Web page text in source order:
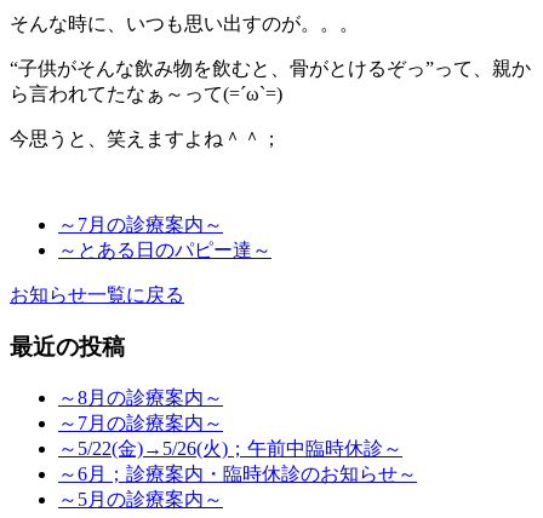
そんな時に、いつも思い出すのが。。。
“子供がそんな飲み物を飲むと、骨がとけるぞっ”って、親か
ら言われてたなぁ～って(=´ω`=)
今思うと、笑えますよね＾＾；
～7月の診療案内～
～とある日のパピー達～
お知らせ一覧に戻る
最近の投稿
～8月の診療案内～
～7月の診療案内～
～5/22(金)→5/26(火)；午前中臨時休診～
～6月；診療案内・臨時休診のお知らせ～
～5月の診療案内～